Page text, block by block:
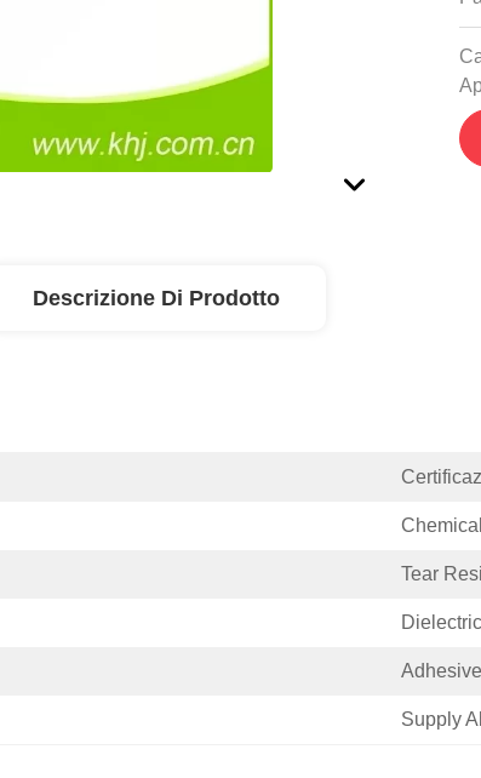
Descrizione Di Prodotto
Tear
Supply